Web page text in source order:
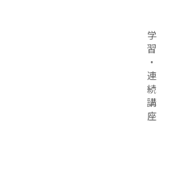
学
習
・
連
続
講
座